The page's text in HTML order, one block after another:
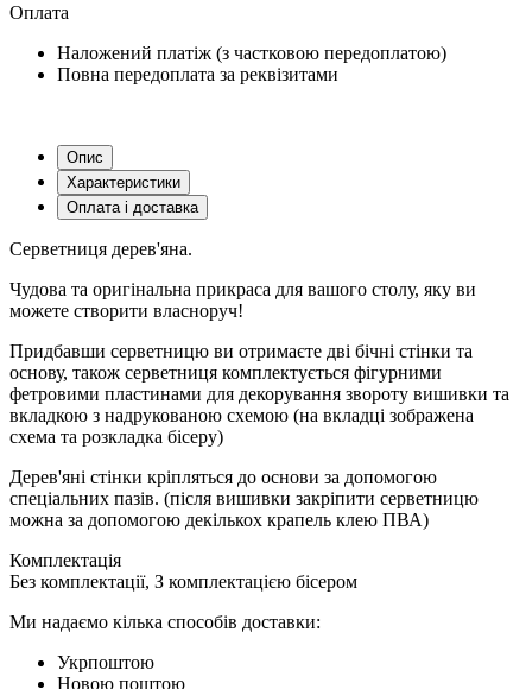
Оплата
Наложений платіж (з частковою передоплатою)
Повна передоплата за реквізитами
Опис
Характеристики
Оплата і доставка
Серветниця дерев'яна.
Чудова та оригінальна прикраса для вашого столу, яку ви
можете створити власноруч!
Придбавши серветницю ви отримаєте дві бічні стінки та
основу, також серветниця комплектується фігурними
фетровими пластинами для декорування звороту вишивки та
вкладкою з надрукованою схемою (на вкладці зображена
схема та розкладка бісеру)
Дерев'яні стінки кріпляться до основи за допомогою
спеціальних пазів. (після вишивки закріпити серветницю
можна за допомогою декількох крапель клею ПВА)
Комплектація
Без комплектації, З комплектацією бісером
Ми надаємо кілька способів доставки:
Укрпоштою
Новою поштою